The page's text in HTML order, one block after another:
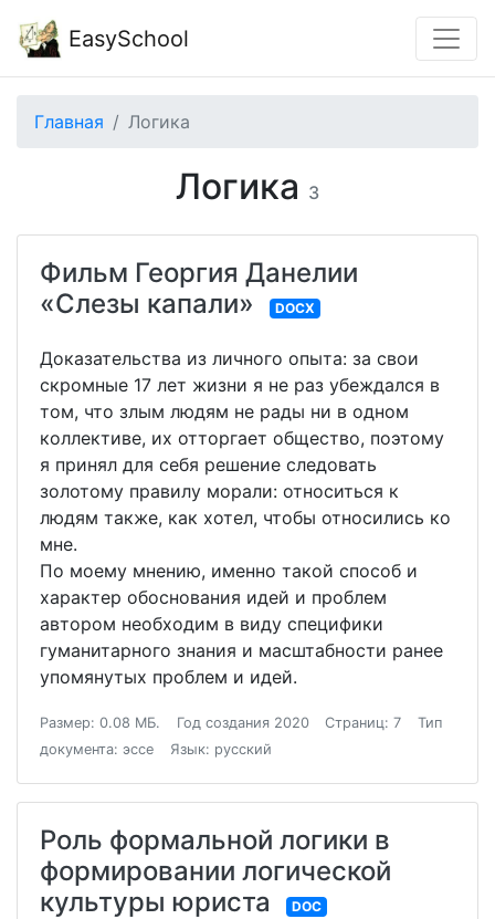
EasySchool
Главная Логика
Логика 3
Фильм Георгия Данелии
«Слезы капали»
DOCX
Доказательства из личного опыта: за свои
скромные 17 лет жизни я не раз убеждался в
том, что злым людям не рады ни в одном
коллективе, их отторгает общество, поэтому
я принял для себя решение следовать
золотому правилу морали: относиться к
людям также, как хотел, чтобы относились ко
мне.
По моему мнению, именно такой способ и
характер обоснования идей и проблем
автором необходим в виду специфики
гуманитарного знания и масштабности ранее
упомянутых проблем и идей.
Размер: 0.08 МБ. Год создания 2020 Страниц: 7
Тип
документа: эссе
Язык: русский
Роль формальной логики в
формировании логической
культуры юриста
DOC